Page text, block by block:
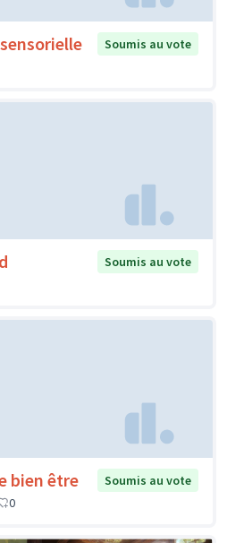
Soumis au vote
Soumis au vote
bien être
Soumis au vote
0